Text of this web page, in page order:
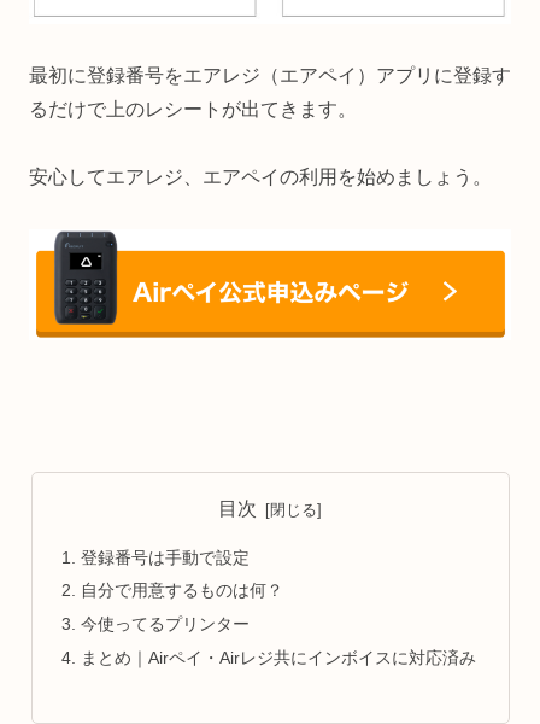
最初に登録番号をエアレジ（エアペイ）アプリに登録す
るだけで上のレシートが出てきます。
安心してエアレジ、エアペイの利用を始めましょう。
目次
登録番号は手動で設定
自分で用意するものは何？
今使ってるプリンター
まとめ｜Airペイ・Airレジ共にインボイスに対応済み